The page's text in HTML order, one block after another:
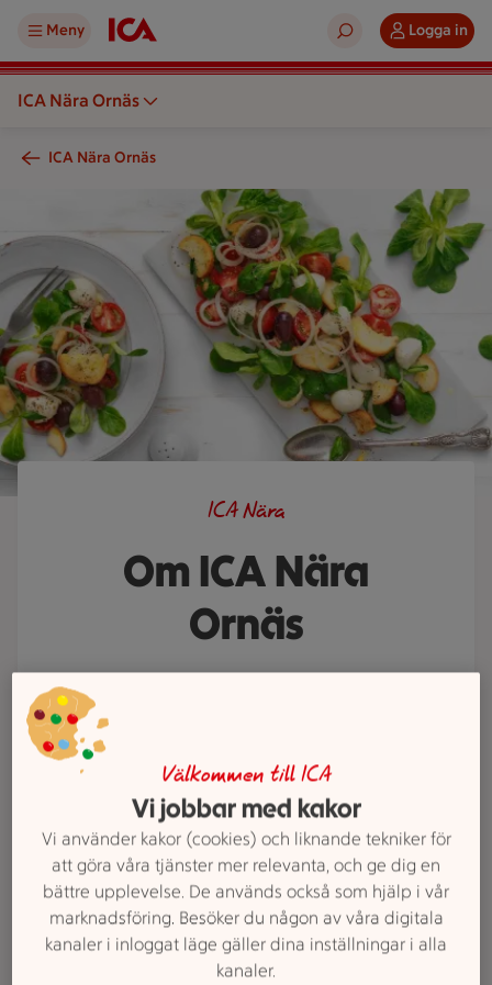
Meny Logga in
ICA Nära Ornäs
ICA Nära Ornäs
En sallad med grönsaker serveras på en tallrik och ett
Om ICA Nära
Ornäs
ICA Nära
hjälper gärna till med att visa
Behöver du ett middagstips eller
saknar du något i våra hyllor? Prata
med oss. Vi finns här för att göra
din vecka lite enklare och mycket
godare.
Välkommen till ICA
Vi jobbar med kakor
Vi använder kakor (cookies) och liknande tekniker för
att göra våra tjänster mer relevanta, och ge dig en
bättre upplevelse. De används också som hjälp i vår
marknadsföring. Besöker du någon av våra digitala
kanaler i inloggat läge gäller dina inställningar i alla
kanaler.